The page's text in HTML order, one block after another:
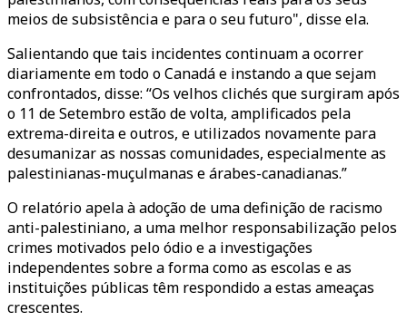
meios de subsistência e para o seu futuro", disse ela.
Salientando que tais incidentes continuam a ocorrer
diariamente em todo o Canadá e instando a que sejam
confrontados, disse: “Os velhos clichés que surgiram após
o 11 de Setembro estão de volta, amplificados pela
extrema-direita e outros, e utilizados novamente para
desumanizar as nossas comunidades, especialmente as
palestinianas-muçulmanas e árabes-canadianas.”
O relatório apela à adoção de uma definição de racismo
anti-palestiniano, a uma melhor responsabilização pelos
crimes motivados pelo ódio e a investigações
independentes sobre a forma como as escolas e as
instituições públicas têm respondido a estas ameaças
crescentes.